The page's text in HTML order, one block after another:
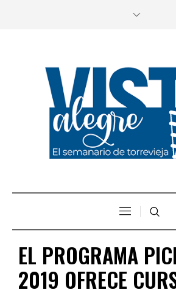
EL PROGRAMA
2019 OFRECE